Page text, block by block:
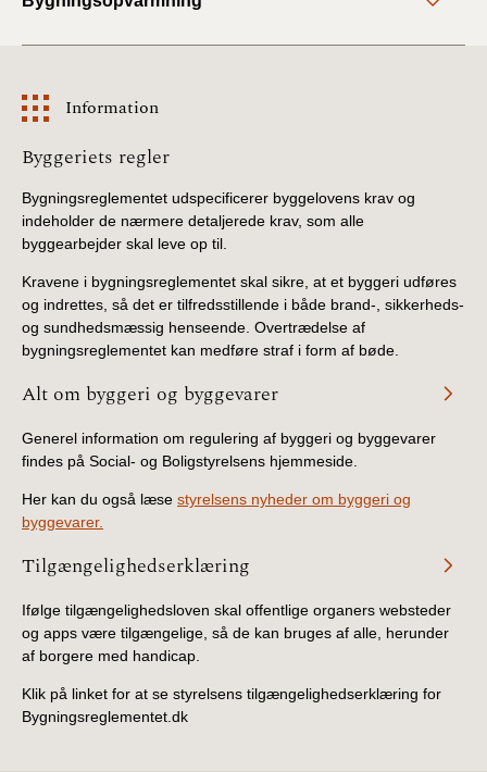
Information
Information
Byggeriets regler
Bygningsreglementet udspecificerer byggelovens krav og
indeholder de nærmere detaljerede krav, som alle
byggearbejder skal leve op til.
Kravene i bygningsreglementet skal sikre, at et byggeri udføres
og indrettes, så det er tilfredsstillende i både brand-, sikkerheds-
og sundhedsmæssig henseende. Overtrædelse af
bygningsreglementet kan medføre straf i form af bøde.
Alt om byggeri og byggevarer
Generel information om regulering af byggeri og byggevarer
findes på Social- og Boligstyrelsens hjemmeside.
Her kan du også læse styrelsens nyheder om byggeri og
byggevarer.
Tilgængelighedserklæring
Ifølge tilgængelighedsloven skal offentlige organers websteder
og apps være tilgængelige, så de kan bruges af alle, herunder
af borgere med handicap.
Klik på linket for at se styrelsens tilgængelighedserklæring for
Bygningsreglementet.dk